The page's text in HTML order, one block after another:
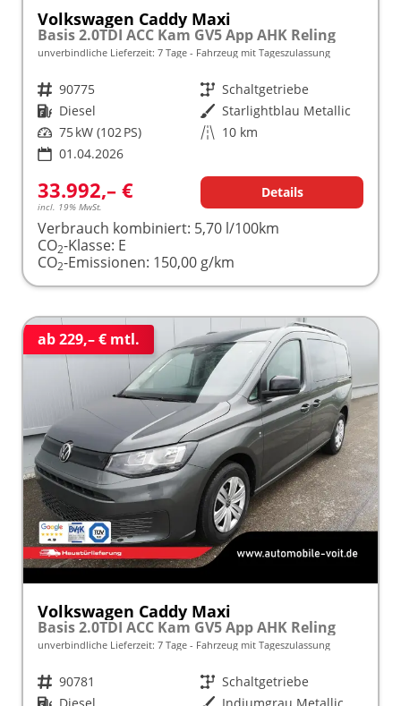
Volkswagen Caddy Maxi
Basis 2.0TDI ACC Kam GV5 App AHK Reling
unverbindliche Lieferzeit: 7 Tage Fahrzeug mit Tageszulassung
Fahrzeugnr. 90775 Getriebe Schaltgetriebe
Kraftstoff Diesel Außenfarbe Starlightblau Metallic
Leistung 75 kW (102 PS) Kilometerstand 10 km
01.04.2026
33.992,– €
incl. 19% MwSt.
Details
Verbrauch kombiniert: 5,70 l/100km
CO2-Klasse: E
CO2-Emissionen: 150,00 g/km
ab 229,– € mtl.
Volkswagen Caddy Maxi
Basis 2.0TDI ACC Kam GV5 App AHK Reling
unverbindliche Lieferzeit: 7 Tage Fahrzeug mit Tageszulassung
Fahrzeugnr. 90781 Getriebe Schaltgetriebe
Kraftstoff Diesel Außenfarbe Indiumgrau Metallic